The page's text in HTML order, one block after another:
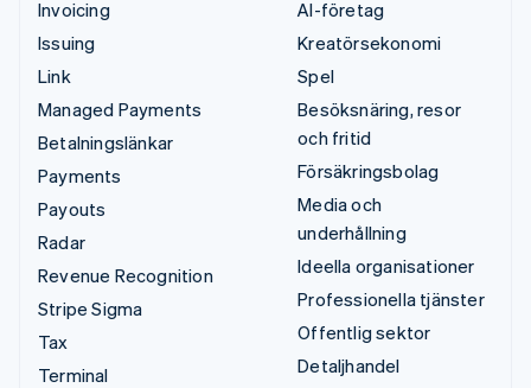
Invoicing
Issuing
Link
Managed Payments
Betalningslänkar
Payments
Payouts
Radar
Revenue Recognition
Stripe Sigma
Tax
Terminal
AI-företag
Kreatörsekonomi
Spel
Besöksnäring, resor
och fritid
Försäkringsbolag
Media och
underhållning
Ideella organisationer
Professionella tjänster
Offentlig sektor
Detaljhandel